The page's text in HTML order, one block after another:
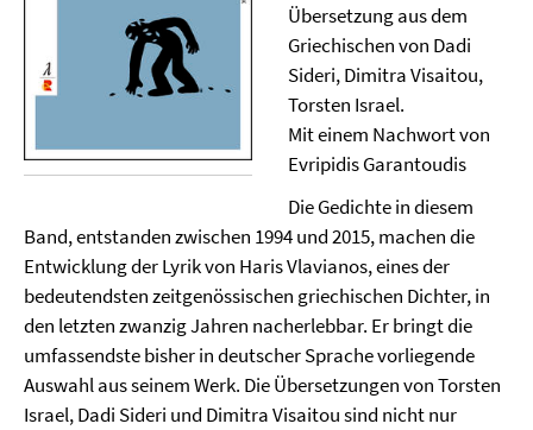
Übersetzung aus dem
Griechischen von Dadi
Sideri, Dimitra Visaitou,
Torsten Israel.
Mit einem Nachwort von
Evripidis Garantoudis
Die Gedichte in diesem
Band, entstanden zwischen 1994 und 2015, machen die
Entwicklung der Lyrik von Haris Vlavianos, eines der
bedeutendsten zeitgenössischen griechischen Dichter, in
den letzten zwanzig Jahren nacherlebbar. Er bringt die
umfassendste bisher in deutscher Sprache vorliegende
Auswahl aus seinem Werk. Die Übersetzungen von Torsten
Israel, Dadi Sideri und Dimitra Visaitou sind nicht nur